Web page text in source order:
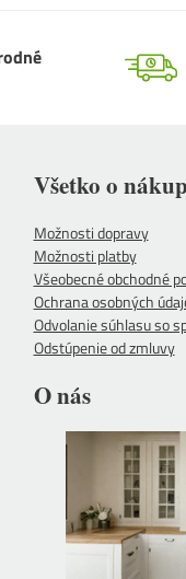
Všetko o
Možnosti dopravy
Možnosti platby
Všeobecné obchodné
Ochrana osobných
Odvolanie súhlasu so
Odstúpenie od zmluvy
O nás